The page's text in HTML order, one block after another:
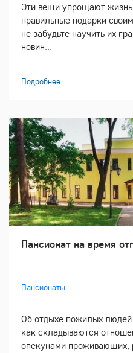
Эти вещи упрощают
правильные подарки
не забудьте научить их
новин...
Подробнее ...
Пансионат на время
Пансионаты
Об отдыхе пожилых людей
как складываются
опекунами проживающих,